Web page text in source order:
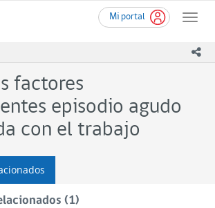
Mi portal
Toggle
factores
episodio agudo
con el trabajo
(1)